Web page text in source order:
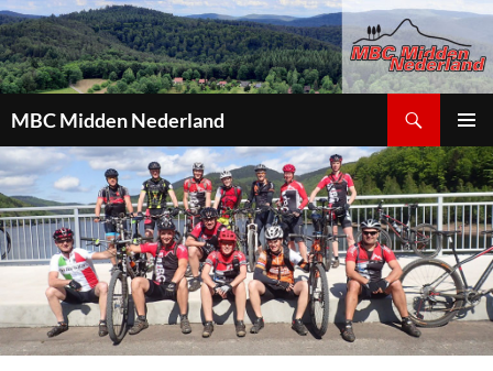
MBC Midden Nederland
MENU
NAAR
DE
INHOUD